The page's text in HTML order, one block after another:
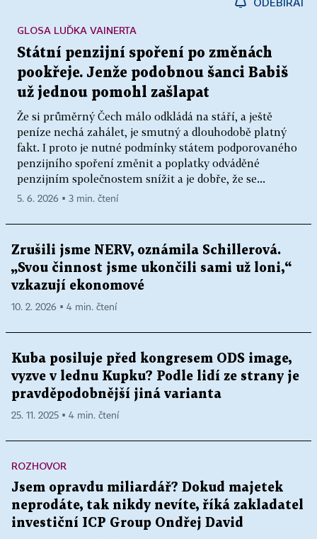
Státní penzijní spoření po změnách
pookřeje. Jenže podobnou šanci Babiš
už jednou pomohl zašlapat
Že si průměrný Čech málo odkládá na stáří, a ještě
peníze nechá zahálet, je smutný a dlouhodobě platný
fakt. I proto je nutné podmínky státem podporovaného
penzijního spoření změnit a poplatky odváděné
penzijním společnostem snížit a je dobře, že se...
GLOSA LUĎKA VAINERTA
5. 6. 2026 ▪ 3 min. čtení
Zrušili jsme NERV, oznámila Schillerová.
„Svou činnost jsme ukončili sami už loni,“
vzkazují ekonomové
10. 2. 2026 ▪ 4 min. čtení
Kuba posiluje před kongresem ODS image,
vyzve v lednu Kupku? Podle lidí ze strany je
pravděpodobnější jiná varianta
25. 11. 2025 ▪ 4 min. čtení
ROZHOVOR
Jsem opravdu miliardář? Dokud majetek
neprodáte, tak nikdy nevíte, říká zakladatel
investiční ICP Group Ondřej David